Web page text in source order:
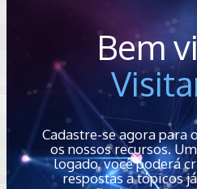
Bem
Cadastre-se agora para
os nossos recursos.
logado, você poderá
respostas a tópicos